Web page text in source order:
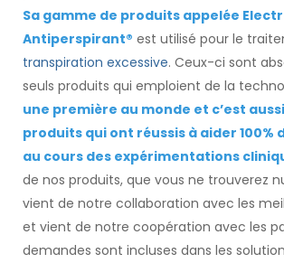
Sa gamme de produits appelée
Antiperspirant® est utilisé pour le
transpiration excessive. Ceux-ci sont
seuls produits qui emploient de la
une première au monde et c’est
produits qui ont réussis à aider 100%
au cours des expérimentations
de nos produits, que vous ne trouverez
vient de notre collaboration avec les
et vient de notre coopération avec les
demandes sont incluses dans les